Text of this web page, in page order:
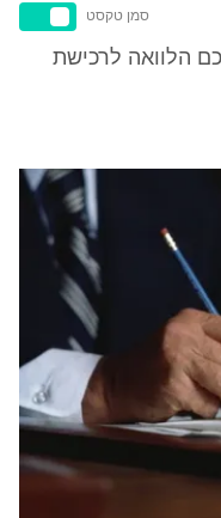
סמן טקסט
הלוואה לרכישת